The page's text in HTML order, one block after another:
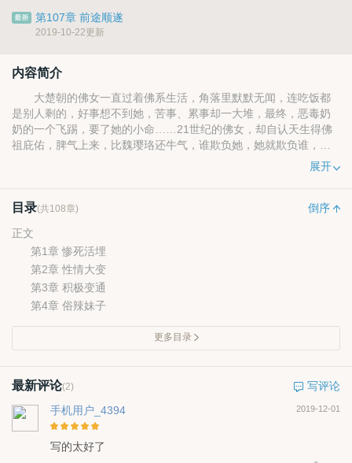
第107章 前途顺遂
2019-10-22更新
内容简介
大楚朝的佛女一直过着佛系生活，角落里默默无闻，连吃饭都
是别人剩的，好事想不到她，苦事、累事却一大堆，最终，恶毒奶
奶的一个飞踢，要了她的小命……21世纪的佛女，却自认天生得佛
祖庇佑，脾气上来，比魏璎珞还牛气，谁欺负她，她就欺负谁，谁
要对她好，她一万倍回报之……两个佛女意外的结合到了一起，不
展开
目录(共108章)
倒序
正文
第1章 惨死活埋
第2章 性情大变
第3章 积极变通
第4章 俗辣妹子
更多目录
最新评论(2)
写评论
手机用户_4394
2019-12-01
写的太好了